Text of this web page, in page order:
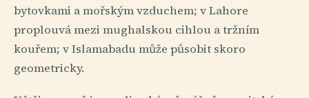
bytovkami a mořským vzduchem; v Lahore
proplouvá mezi mughalskou cihlou a tržním
kouřem; v Islamabadu může působit skoro
geometricky.